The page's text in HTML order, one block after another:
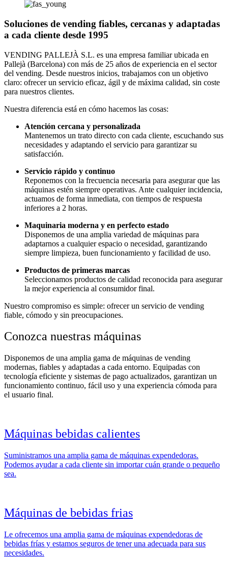
Soluciones de vending fiables, cercanas y adaptadas
a cada cliente desde 1995
VENDING PALLEJÀ S.L. es una empresa familiar ubicada en
Pallejà (Barcelona) con más de 25 años de experiencia en el sector
del vending. Desde nuestros inicios, trabajamos con un objetivo
claro: ofrecer un servicio eficaz, ágil y de máxima calidad, sin coste
para nuestros clientes.
Nuestra diferencia está en cómo hacemos las cosas:
Atención cercana y personalizada
Mantenemos un trato directo con cada cliente, escuchando sus
necesidades y adaptando el servicio para garantizar su
satisfacción.
Servicio rápido y continuo
Reponemos con la frecuencia necesaria para asegurar que las
máquinas estén siempre operativas. Ante cualquier incidencia,
actuamos de forma inmediata, con tiempos de respuesta
inferiores a 2 horas.
Maquinaria moderna y en perfecto estado
Disponemos de una amplia variedad de máquinas para
adaptarnos a cualquier espacio o necesidad, garantizando
siempre limpieza, buen funcionamiento y facilidad de uso.
Productos de primeras marcas
Seleccionamos productos de calidad reconocida para asegurar
la mejor experiencia al consumidor final.
Nuestro compromiso es simple: ofrecer un servicio de vending
fiable, cómodo y sin preocupaciones.
Conozca nuestras máquinas
Disponemos de una amplia gama de máquinas de vending
modernas, fiables y adaptadas a cada entorno. Equipadas con
tecnología eficiente y sistemas de pago actualizados, garantizan un
funcionamiento continuo, fácil uso y una experiencia cómoda para
el usuario final.
Máquinas bebidas calientes
Suministramos una amplia gama de máquinas expendedoras.
Podemos ayudar a cada cliente sin importar cuán grande o pequeño
sea.
Máquinas de bebidas frias
Le ofrecemos una amplia gama de máquinas expendedoras de
bebidas frías y estamos seguros de tener una adecuada para sus
necesidades.